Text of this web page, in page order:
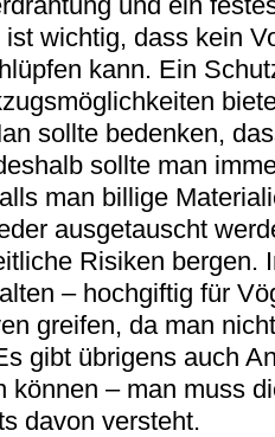
wichtig, dass kein
kann. Ein
sollte bedenken,
sollte man
man billige
ausgetauscht
Risiken bergen.
– hochgiftig für
greifen, da man
gibt übrigens auch
können – man muss
davon versteht.